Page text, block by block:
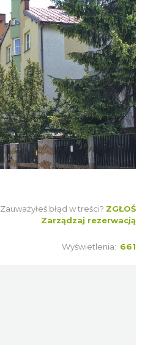
Zauważyłeś błąd w treści? ZGŁOŚ
Zarządzaj rezerwacją
Wyświetlenia: 661